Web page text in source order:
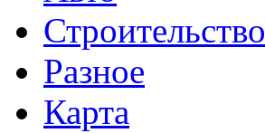
Строительство
Разное
Карта